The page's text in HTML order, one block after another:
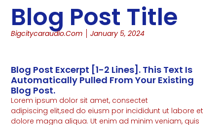
Blog Post Title
Bigcitycaraudio.com January 5, 2024
Blog Post Excerpt [1-2 Lines]. This Text Is
Automatically Pulled From Your Existing
Blog Post.
Lorem ipsum dolor sit amet, consectet
adipiscing elit,sed do eiusm por incididunt ut labore et
dolore magna aliqua. Ut enim ad minim veniam, quis